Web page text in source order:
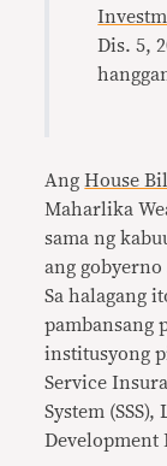
Dis. 5,
AngHouse
Maharlika
sama ng
ang
Sa halagang
pambansang
institusyong
Service
System
Development